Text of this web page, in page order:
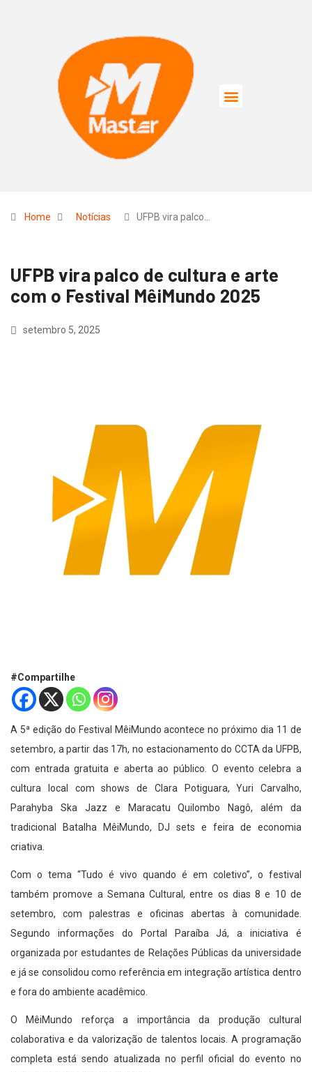
Home Notícias UFPB vira palco…
UFPB vira palco de cultura e arte
com o Festival MêiMundo 2025
setembro 5, 2025
#Compartilhe
A 5ª edição do Festival MêiMundo acontece no próximo dia 11 de
setembro, a partir das 17h, no estacionamento do CCTA da UFPB,
com entrada gratuita e aberta ao público. O evento celebra a
cultura local com shows de Clara Potiguara, Yuri Carvalho,
Parahyba Ska Jazz e Maracatu Quilombo Nagô, além da
tradicional Batalha MêiMundo, DJ sets e feira de economia
criativa.
Com o tema “Tudo é vivo quando é em coletivo”, o festival
também promove a Semana Cultural, entre os dias 8 e 10 de
setembro, com palestras e oficinas abertas à comunidade.
Segundo informações do Portal Paraíba Já, a iniciativa é
organizada por estudantes de Relações Públicas da universidade
e já se consolidou como referência em integração artística dentro
e fora do ambiente acadêmico.
O MêiMundo reforça a importância da produção cultural
colaborativa e da valorização de talentos locais. A programação
completa está sendo atualizada no perfil oficial do evento no